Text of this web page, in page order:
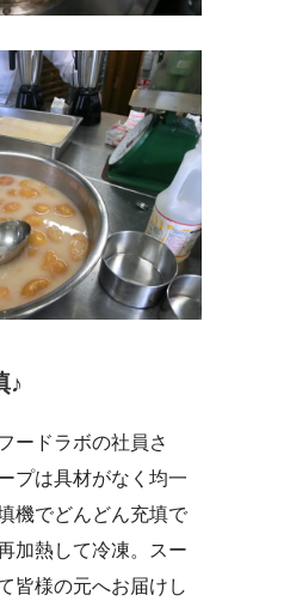
♪
ードラボの社員さ
プは具材がなく均一
機でどんどん充填で
加熱して冷凍。スー
皆様の元へお届けし